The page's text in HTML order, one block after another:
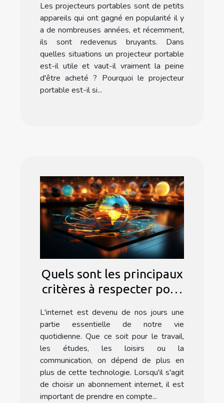
Les projecteurs portables sont de petits
appareils qui ont gagné en popularité il y
a de nombreuses années, et récemment,
ils sont redevenus bruyants. Dans
quelles situations un projecteur portable
est-il utile et vaut-il vraiment la peine
d'être acheté ? Pourquoi le projecteur
portable est-il si...
Quels sont les principaux
critères à respecter pour
abonnement internet ?
L'internet est devenu de nos jours une
partie essentielle de notre vie
quotidienne. Que ce soit pour le travail,
les études, les loisirs ou la
communication, on dépend de plus en
plus de cette technologie. Lorsqu'il s'agit
de choisir un abonnement internet, il est
important de prendre en compte...